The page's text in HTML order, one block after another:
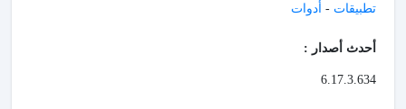
تطبيقات - أدوات
أحدث أصدار :
6.17.3.634